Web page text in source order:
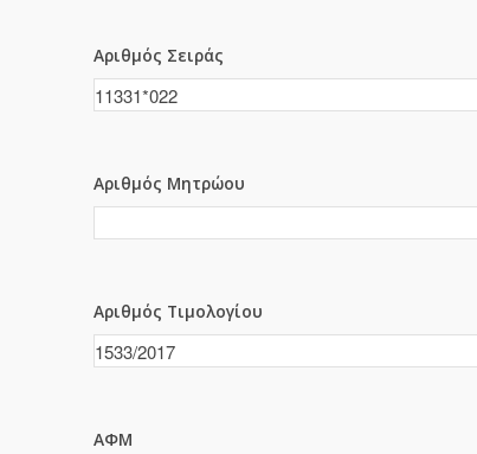
Αριθμός Σειράς
Αριθμός Μητρώου
Αριθμός Τιμολογίου
ΑΦΜ